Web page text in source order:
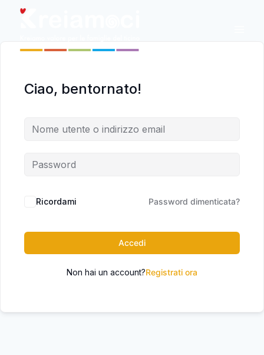
Ciao, bentornato!
Alternative:
Ricordami Password dimenticata?
Accedi
Non hai un account?Registrati ora